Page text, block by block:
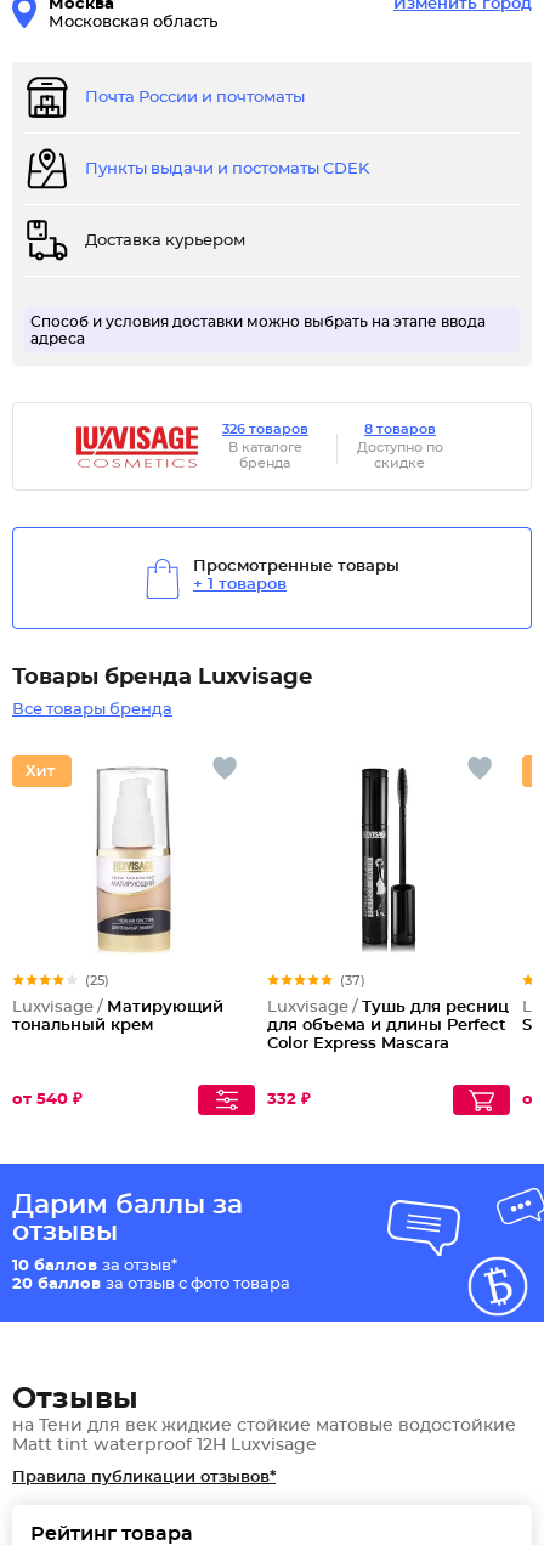
Москва
Московская область
Изменить город
Почта России и почтоматы
Пункты выдачи и постоматы CDEK
Доставка курьером
Способ и условия доставки можно выбрать на этапе ввода
адреса
326 товаров
В каталоге
бренда
8 товаров
Доступно по
скидке
Просмотренные товары
+ 1 товаров
Товары бренда Luxvisage
Все товары бренда
(25)
Luxvisage / Матирующий
тональный крем
от 540 ₽
(37)
Luxvisage / Тушь для ресниц
для объема и длины Perfect
Color Express Mascara
332 ₽
Дарим баллы за
отзывы
10 баллов за отзыв*
20 баллов за отзыв с фото товара
Отзывы
на Тени для век жидкие стойкие матовые водостойкие
Matt tint waterproof 12H Luxvisage
Правила публикации отзывов*
Рейтинг товара